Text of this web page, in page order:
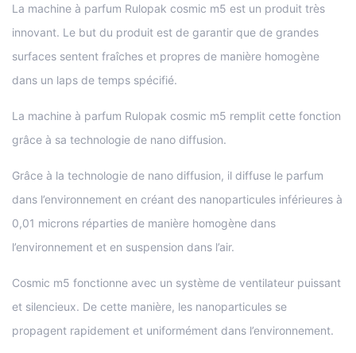
La machine à parfum Rulopak cosmic m5 est un produit très
innovant. Le but du produit est de garantir que de grandes
surfaces sentent fraîches et propres de manière homogène
dans un laps de temps spécifié.
La machine à parfum Rulopak cosmic m5 remplit cette fonction
grâce à sa technologie de nano diffusion.
Grâce à la technologie de nano diffusion, il diffuse le parfum
dans l’environnement en créant des nanoparticules inférieures à
0,01 microns réparties de manière homogène dans
l’environnement et en suspension dans l’air.
Cosmic m5 fonctionne avec un système de ventilateur puissant
et silencieux. De cette manière, les nanoparticules se
propagent rapidement et uniformément dans l’environnement.